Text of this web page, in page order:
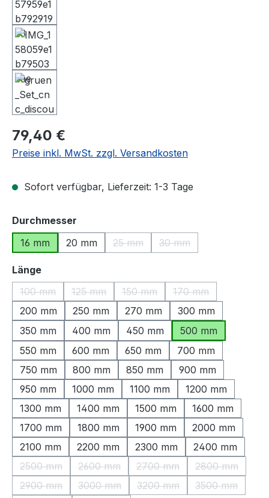
Regulärer Preis:
79,40 €
Preise inkl. MwSt. zzgl. Versandkosten
Sofort verfügbar, Lieferzeit: 1-3 Tage
Durchmesser
16 mm
20 mm 25 mm
(Diese Option ist zurzeit nicht
30 mm
(Diese Option ist
Längeauswählen
100 mm
(Diese Option ist zurzeit nicht verfügbar.)
125 mm
(Diese Option ist zurzeit nicht verfügbar.)
150 mm
(Diese Option ist zurzeit nicht
170 mm
(Diese Option ist
200 mm 250 mm 270 mm
300 mm
350 mm
400 mm 450 mm
500 mm
550 mm
600 mm 650 mm
700 mm
750 mm
800 mm 850 mm
900 mm
950 mm
1000 mm 1100 mm
1200 mm
1300 mm
1400 mm 1500 mm
1600 mm
1700 mm
1800 mm 1900 mm
2000 mm
2100 mm
2200 mm 2300 mm
2400 mm
2500 mm
(Diese Option ist zurzeit nicht verfügbar.)
2600 mm
(Diese Option ist zurzeit nicht verfügbar.)
2700 mm
(Diese Option ist zurzeit
2800 mm
(Diese
2900 mm
(Diese Option ist zurzeit nicht verfügbar.)
3000 mm
(Diese Option ist zurzeit nicht verfügbar.)
3200 mm
(Diese Option ist zurzeit
3500 mm
(Diese